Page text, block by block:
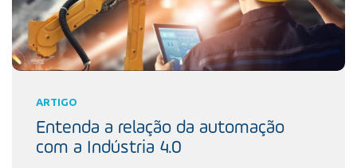
ARTIGO
Entenda a relação da automação
com a Indústria 4.0